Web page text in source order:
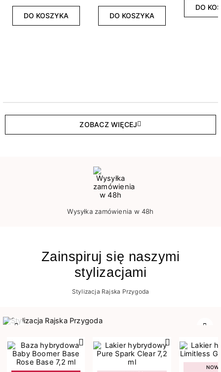
DO KOSZYKA DO KOSZYKA
DO
ZOBACZ WIĘCEJ
Wysyłka zamówienia w 48h
Zainspiruj się naszymi
stylizacjami
Stylizacja Rajska Przygoda